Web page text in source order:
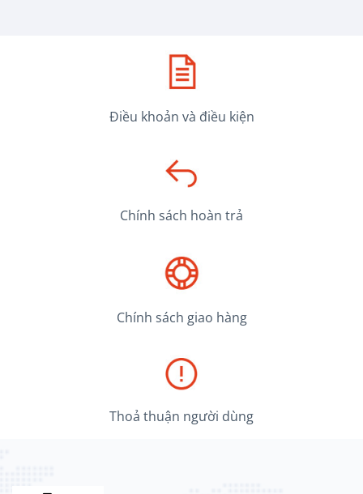
Điều khoản và điều kiện
Chính sách hoàn trả
Chính sách giao hàng
Thoả thuận người dùng